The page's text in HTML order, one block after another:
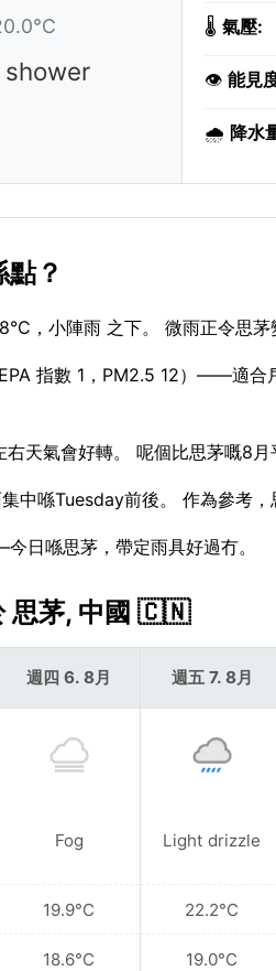
🌡️ 氣壓:
👁️ 能見
🌧️ 降水
？
，小陣雨 之下。 微雨正令思
指數 1，PM2.5 12）——適
天氣會好轉。 呢個比思茅嘅8月
中喺Tuesday前後。 作為參考，
日喺思茅，帶定雨具好過冇。
思茅, 中國 🇨🇳
週四 6. 8月
Fog
19.9°C
18.6°C
週五 7. 8月
Light drizzle
22.2°C
19.0°C